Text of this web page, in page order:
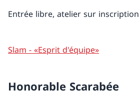
Entrée libre, atelier sur inscription
Slam - «Esprit d'équipe»
Honorable Scarabée